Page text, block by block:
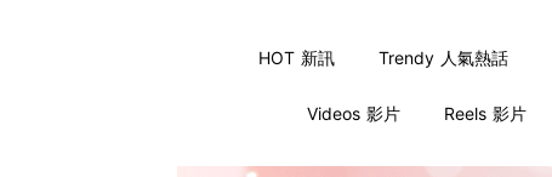
HOT 新訊 Trendy 人氣熱話
Videos 影片 Reels 影片